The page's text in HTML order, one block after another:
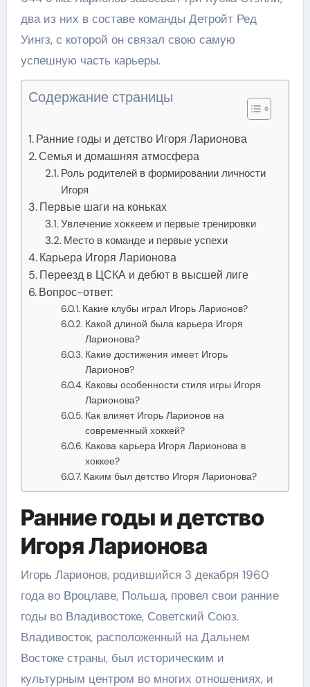
два из них в составе команды Детройт Ред
Уингз, с которой он связал свою самую
успешную часть карьеры.
Содержание страницы
Ранние годы и детство Игоря Ларионова
Семья и домашняя атмосфера
Роль родителей в формировании личности
Игоря
Первые шаги на коньках
Увлечение хоккеем и первые тренировки
Место в команде и первые успехи
Карьера Игоря Ларионова
Переезд в ЦСКА и дебют в высшей лиге
Вопрос-ответ:
Какие клубы играл Игорь Ларионов?
Какой длиной была карьера Игоря
Ларионова?
Какие достижения имеет Игорь
Ларионов?
Каковы особенности стиля игры Игоря
Ларионова?
Как влияет Игорь Ларионов на
современный хоккей?
Какова карьера Игоря Ларионова в
хоккее?
Каким был детство Игоря Ларионова?
Ранние годы и детство
Игоря Ларионова
Игорь Ларионов, родившийся 3 декабря 1960
года во Вроцлаве, Польша, провел свои ранние
годы во Владивостоке, Советский Союз.
Владивосток, расположенный на Дальнем
Востоке страны, был историческим и
культурным центром во многих отношениях, и